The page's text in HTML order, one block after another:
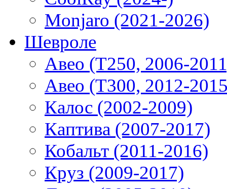
Monjaro (2021-2026)
Шевроле
Авео (T250, 2006-
Авео (T300, 2012-
Калос (2002-2009)
Каптива (2007-2017)
Кобальт (2011-2016)
Круз (2009-2017)